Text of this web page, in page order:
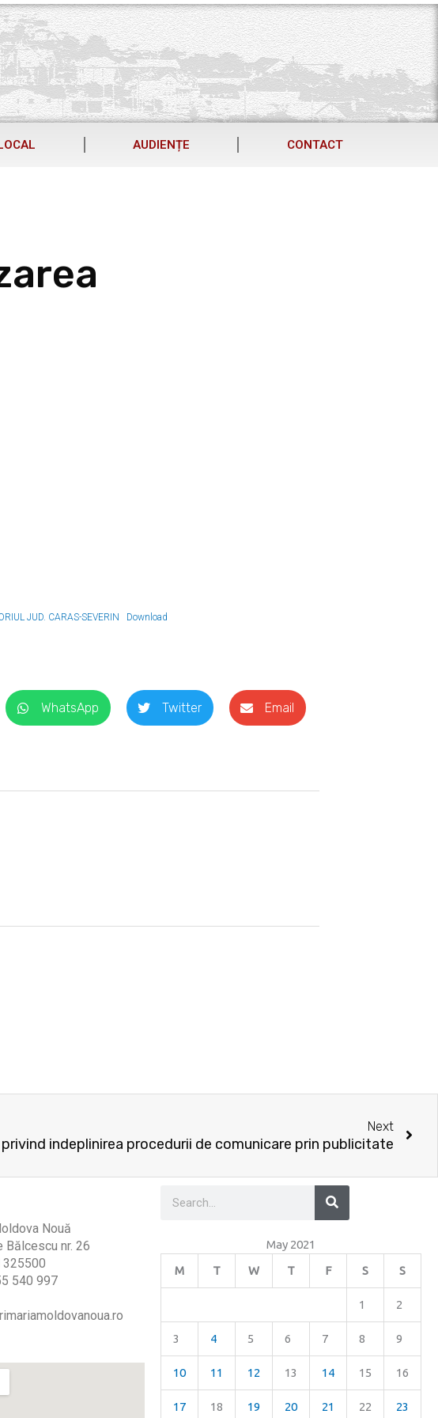
AUDIENȚE CONTACT
JUD. CARAS-SEVERIN Download
WhatsApp Twitter Email
Next
privind indeplinirea procedurii de comunicare prin publicitate
Nouă
Bălcescu nr. 26
325500
540 997
Search
May 2021
M
T W T F S S
1 2
3 4 5 6 7 8 9
10 11 12 13 14 15 16
17 18 19 20 21 22 23